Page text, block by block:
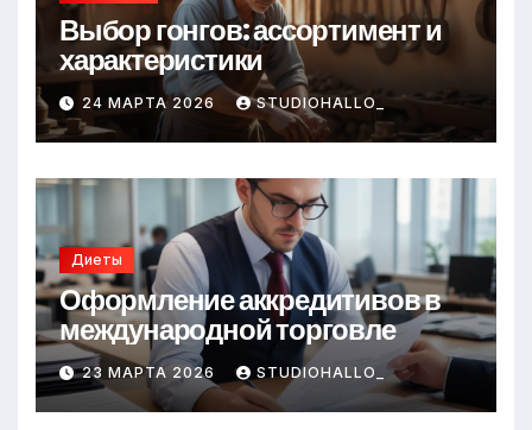
Выбор гонгов: ассортимент и
характеристики
24 МАРТА 2026 STUDIOHALLO_
Диеты
Оформление аккредитивов в
международной торговле
23 МАРТА 2026 STUDIOHALLO_